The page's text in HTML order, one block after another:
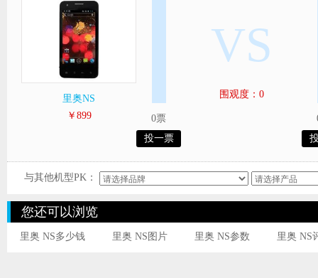
里奥NS
￥899
0票
投一票
VS
围观度：0
与其他机型PK：
您还可以浏览
里奥 NS多少钱 里奥 NS图片 里奥 NS参数 里奥 NS